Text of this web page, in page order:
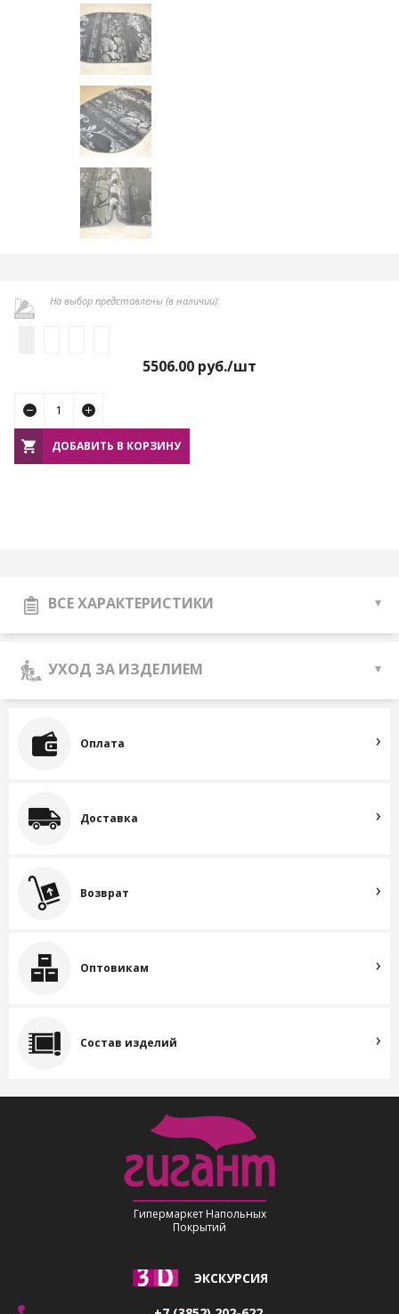
На выбор представлены (в наличии):
5506.00 руб./шт
ДОБАВИТЬ В КОРЗИНУ
ВСЕ ХАРАКТЕРИСТИКИ
УХОД ЗА ИЗДЕЛИЕМ
Оплата
Доставка
Возврат
Оптовикам
Состав изделий
Гипермаркет Напольных
Покрытий
ЭКСКУРСИЯ